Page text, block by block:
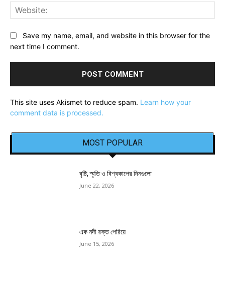
Save my name, email, and website in this browser for the
next time I comment.
This site uses Akismet to reduce spam. Learn how your
comment data is processed.
MOST POPULAR
বৃষ্টি, স্মৃতি ও বিশ্বকাপের দিনগুলো
June 22, 2026
এক নদী রক্ত পেরিয়ে
June 15, 2026